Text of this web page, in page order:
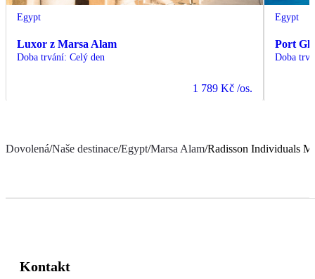
Egypt
Luxor z Marsa Alam
Doba trvání: Celý den
1 789 Kč /os.
Egypt
Port
Doba
Dovolená/Naše destinace/Egypt/Marsa Alam/Radisson Individuals
Kontakt